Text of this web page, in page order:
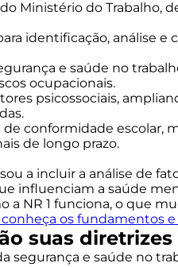
do Ministério do Trabalho,
identificação, análise
e saúde no
ocupacionais.
psicossociais,
de conformidade
de longo prazo.
a incluir a análise de
influenciam a saúde
NR 1 funciona, o que
os fundamentos e
suas
segurança e saúde no